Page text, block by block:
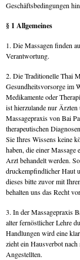
Geschäftsbedingungen
§ 1 Allgemeines
1. Die Massagen finden
Verantwortung.
2. Die Traditionelle Thai
Gesundheitsvorsorge im
Medikamente oder
ist hierzulande nur
Massagepraxis von Bai
therapeutischen
Sie Ihres Wissens keine
haben, die einer Massage
Arzt behandelt werden.
druckempfindlicher Haut
dieses bitte zuvor mit
behalten uns das Recht
3. In der Massagepraxis
alter fernöstlicher Lehre
Handlungen wird eine
zieht ein Hausverbot
Angestellten.